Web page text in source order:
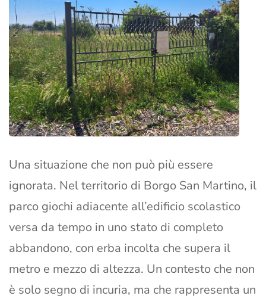
Una situazione che non può più essere
ignorata. Nel territorio di Borgo San Martino, il
parco giochi adiacente all’edificio scolastico
versa da tempo in uno stato di completo
abbandono, con erba incolta che supera il
metro e mezzo di altezza. Un contesto che non
è solo segno di incuria, ma che rappresenta un